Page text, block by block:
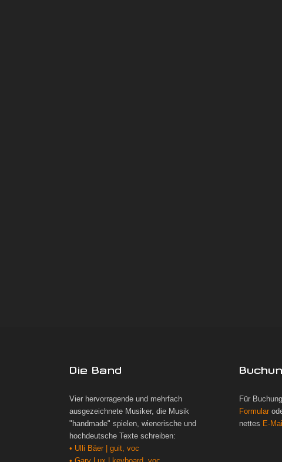
Die Band
Vier hervorragende und mehrfach
ausgezeichnete Musiker, die Musik
"handmade" spielen, wienerische und
hochdeutsche Texte schreiben:
• Ulli Bäer | guit, voc
Für
Formular
nettes E-